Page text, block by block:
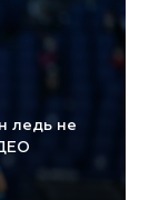
ледь не